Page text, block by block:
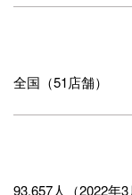
全国（51店舗）
93,657人（2022年